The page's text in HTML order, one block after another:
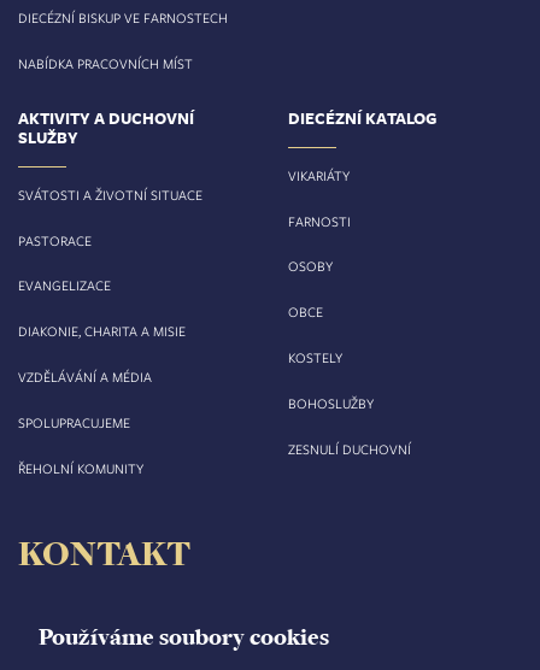
Používáme soubory cookies
DIECÉZNÍ BISKUP VE FARNOSTECH
NABÍDKA PRACOVNÍCH MÍST
AKTIVITY A DUCHOVNÍ
SLUŽBY
SVÁTOSTI A ŽIVOTNÍ SITUACE
PASTORACE
EVANGELIZACE
DIAKONIE, CHARITA A MISIE
VZDĚLÁVÁNÍ A MÉDIA
SPOLUPRACUJEME
ŘEHOLNÍ KOMUNITY
DIECÉZNÍ KATALOG
VIKARIÁTY
FARNOSTI
OSOBY
OBCE
KOSTELY
BOHOSLUŽBY
ZESNULÍ DUCHOVNÍ
KONTAKT
Velké náměstí 35/44
500 03 Hradec Králové